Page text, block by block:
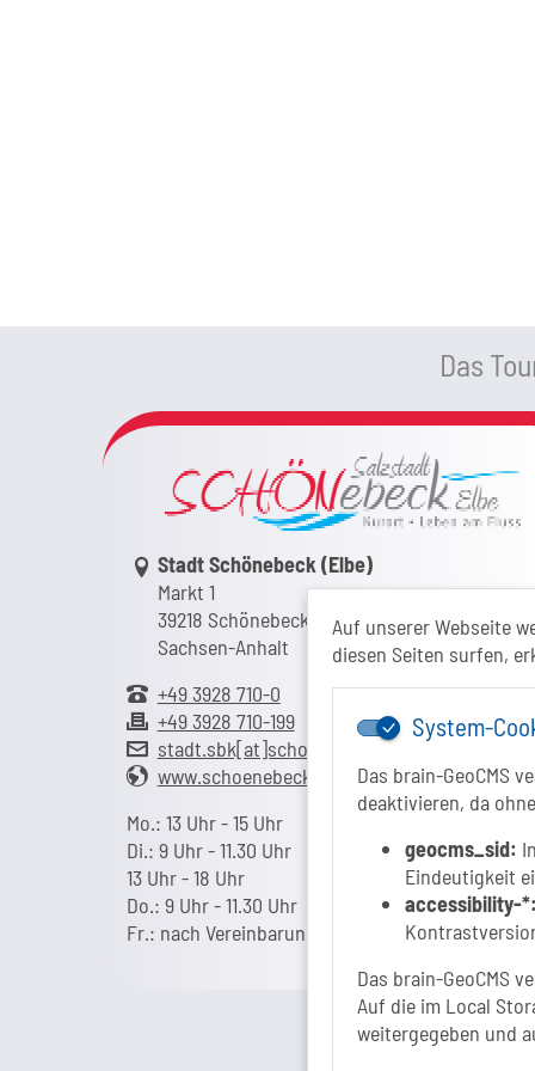
Auf unserer Webseite
diesen Seiten surfen,
System-
Das brain-GeoCMS
deaktivieren, da
geocms_sid:
Eindeutigkeit
accessibility-*:
Das brain-GeoCMS
Auf die im Local
weitergegeben und
Das
Link zur Google-Maps Navigation
Stadt Schönebeck (Elbe)
Markt 1
39218 Schönebeck (Elbe)
Sachsen-Anhalt
+49 3928 710-0
+49 3928 710-199
stadt.sbk[at]schoenebeck-elbe.de
www.schoenebeck.de
Mo.: 13 Uhr - 15 Uhr
Di.: 9 Uhr - 11.30 Uhr
13 Uhr - 18 Uhr
Do.: 9 Uhr - 11.30 Uhr
Fr.: nach Vereinbarung